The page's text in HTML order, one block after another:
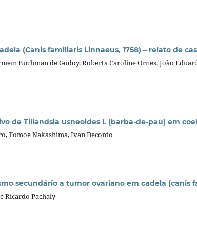
(Canis familiaris Linnaeus, 1758) – relato de
Buchman de Godoy, Roberta Caroline Ornes, João
de Tillandsia usneoides l. (barba-de-pau) em
Tomoe Nakashima, Ivan Deconto
secundário a tumor ovariano em cadela (canis
Ricardo Pachaly